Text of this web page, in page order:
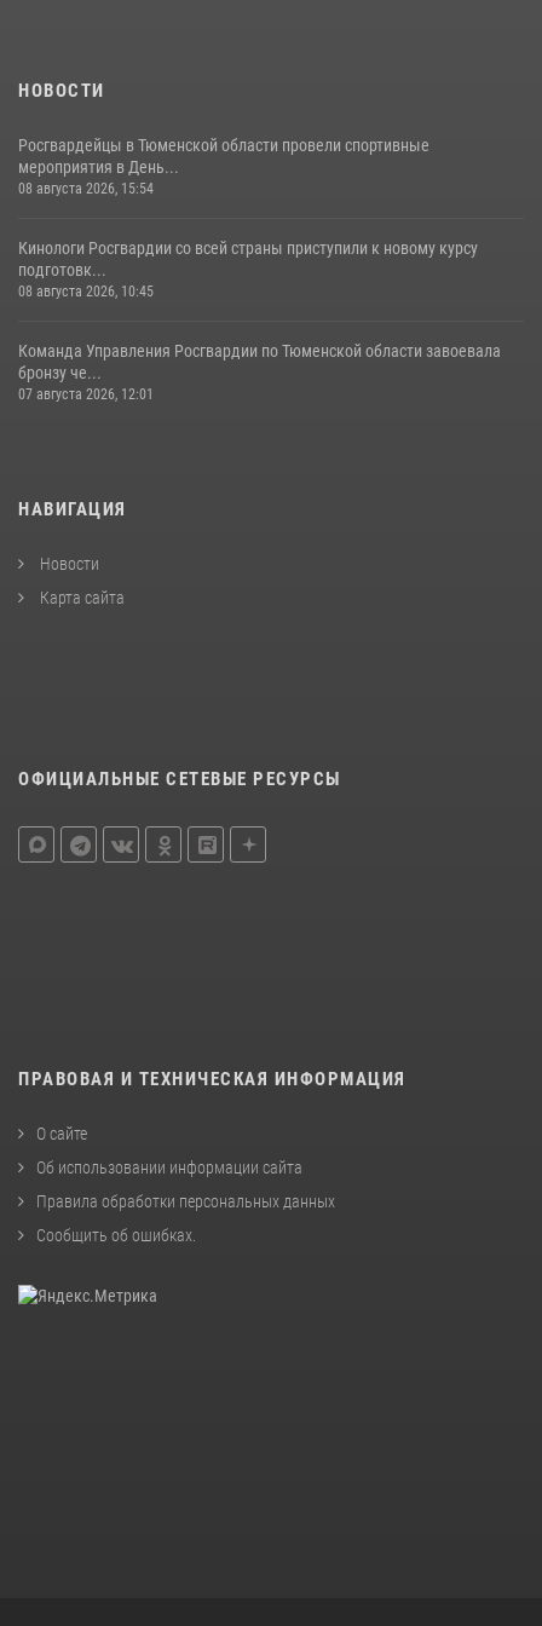
НОВОСТИ
Росгвардейцы в Тюменской области провели спортивные
мероприятия в День...
08 августа 2026, 15:54
Кинологи Росгвардии со всей страны приступили к новому курсу
подготовк...
08 августа 2026, 10:45
Команда Управления Росгвардии по Тюменской области завоевала
бронзу че...
07 августа 2026, 12:01
НАВИГАЦИЯ
Новости
Карта сайта
ОФИЦИАЛЬНЫЕ СЕТЕВЫЕ РЕСУРСЫ
ПРАВОВАЯ И ТЕХНИЧЕСКАЯ ИНФОРМАЦИЯ
О сайте
Об использовании информации сайта
Правила обработки персональных данных
Сообщить об ошибках.